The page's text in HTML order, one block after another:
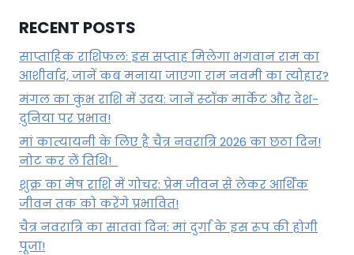
RECENT POSTS
साप्ताहिक राशिफल: इस सप्ताह मिलेगा भगवान राम का
आशीर्वाद, जानें कब मनाया जाएगा राम नवमी का त्योहार?
मंगल का कुंभ राशि में उदय: जानें स्‍टॉक मार्केट और देश-
दुनिया पर प्रभाव!
मां कात्‍यायनी के लिए है चैत्र नवरात्रि 2026 का छठा दिन!
नोट कर लें तिथि!
शुक्र का मेष राशि में गोचर: प्रेम जीवन से लेकर आर्थिक
जीवन तक को करेंगे प्रभावित!
चैत्र नवरात्रि का सातवां दिन: मां दुर्गा के इस रूप की होगी
पूजा!